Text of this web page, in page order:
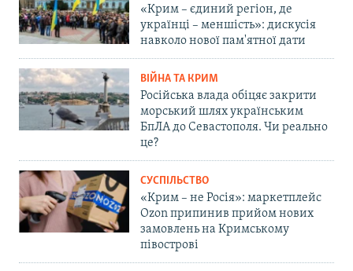
«Крим – єдиний регіон, де
українці – меншість»: дискусія
навколо нової пам'ятної дати
ВІЙНА ТА КРИМ
Російська влада обіцяє закрити
морський шлях українським
БпЛА до Севастополя. Чи реально
це?
СУСПІЛЬСТВО
«Крим – не Росія»: маркетплейс
Ozon припинив прийом нових
замовлень на Кримському
півострові